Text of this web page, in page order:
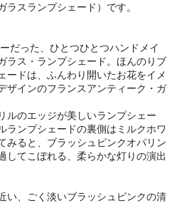
スランプシェード）です。
だった、ひとつひとつハンドメイ
ラス・ランプシェード。ほんのりブ
ードは、ふんわり開いたお花をイメ
ザインのフランスアンティーク・ガ
ルのエッジが美しいランプシェー
ランプシェードの裏側はミルクホワ
みると、ブラッシュピンクオパリン
してこぼれる、柔らかな灯りの演出
い、ごく淡いブラッシュピンクの清